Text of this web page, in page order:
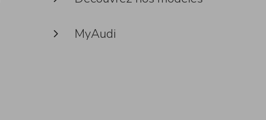
MyAudi